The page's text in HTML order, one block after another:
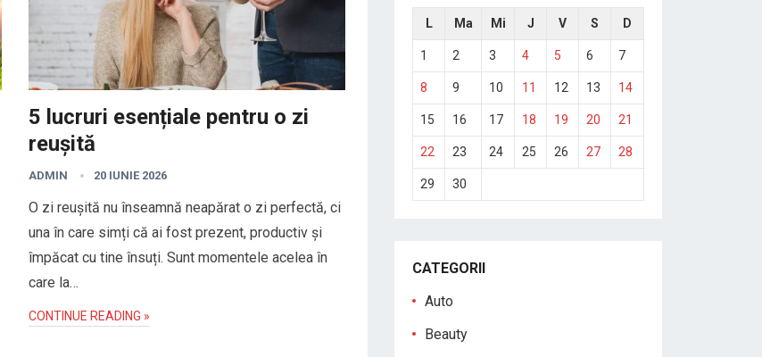
5 lucruri esențiale pentru o zi
reușită
ADMIN 20 IUNIE 2026
O zi reușită nu înseamnă neapărat o zi perfectă, ci
una în care simți că ai fost prezent, productiv și
împăcat cu tine însuți. Sunt momentele acelea în
care la…
CONTINUE READING »
L Ma Mi J V S D
1 2 3 4 5 6 7
8 9 10 11 12 13 14
15 16 17 18 19 20 21
22 23 24 25 26 27 28
29 30
CATEGORII
Auto
Beauty